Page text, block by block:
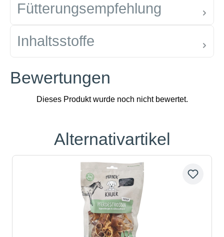
Fütterungsempfehlung
Inhaltsstoffe
Bewertungen
Produktgalerie überspringen
Alternativartikel